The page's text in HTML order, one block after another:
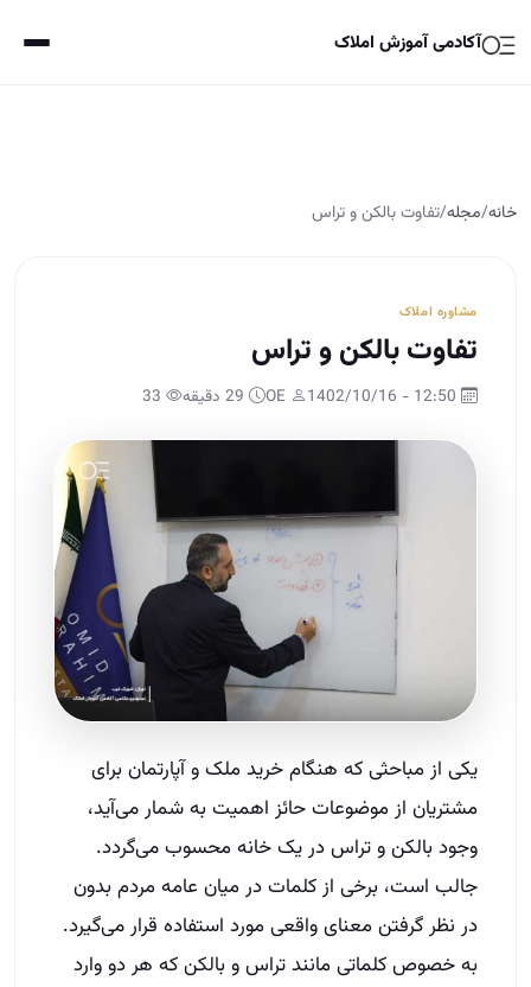
آکادمی آموزش املاک
خانه/مجله/تفاوت بالکن و تراس
مشاوره املاک
تفاوت بالکن و تراس
یکی از مباحثی که هنگام خرید ملک و آپارتمان برای
مشتریان از موضوعات حائز اهمیت به شمار می‌آید،
وجود بالکن و تراس در یک خانه محسوب می‌گردد.
جالب است، برخی از کلمات در میان عامه مردم بدون
در نظر گرفتن معنای واقعی مورد استفاده قرار می‌گیرد.
به خصوص کلماتی مانند تراس و بالکن که هر دو وارد